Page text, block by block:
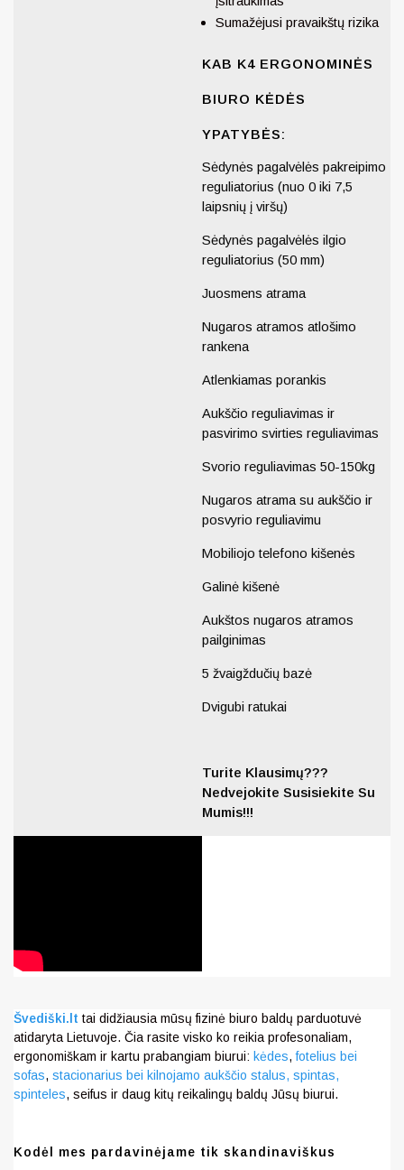
Sumažėjusi pravaikštų rizika
KAB K4 ERGONOMINĖS
BIURO KĖDĖS
YPATYBĖS:
Sėdynės pagalvėlės pakreipimo
reguliatorius (nuo 0 iki 7,5
laipsnių į viršų)
Sėdynės pagalvėlės ilgio
reguliatorius (50 mm)
Juosmens atrama
Nugaros atramos atlošimo
rankena
Atlenkiamas porankis
Aukščio reguliavimas ir
pasvirimo svirties reguliavimas
Svorio reguliavimas 50-150kg
Nugaros atrama su aukščio ir
posvyrio reguliavimu
Mobiliojo telefono kišenės
Galinė kišenė
Aukštos nugaros atramos
pailginimas
5 žvaigždučių bazė
Dvigubi ratukai
Turite Klausimų???
Nedvejokite Susisiekite Su
Mumis!!!
Švediški.lt tai didžiausia mūsų fizinė biuro baldų parduotuvė
atidaryta Lietuvoje. Čia rasite visko ko reikia profesonaliam,
ergonomiškam ir kartu prabangiam biurui: kėdes,fotelius bei
sofas, stacionarius bei kilnojamo aukščio stalus, spintas,
spinteles, seifus ir daug kitų reikalingų baldų Jūsų biurui.
Kodėl mes pardavinėjame tik skandinaviškus